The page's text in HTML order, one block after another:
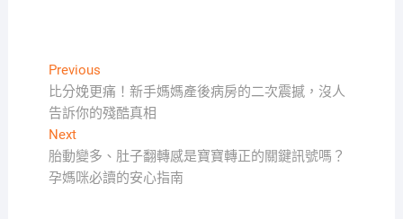
文
章
導
覽
PreviousPrevious
post:
比分娩更痛！新手媽媽產後病房的二次震撼，沒人
告訴你的殘酷真相
NextNext
post:
胎動變多、肚子翻轉感是寶寶轉正的關鍵訊號嗎？
孕媽咪必讀的安心指南